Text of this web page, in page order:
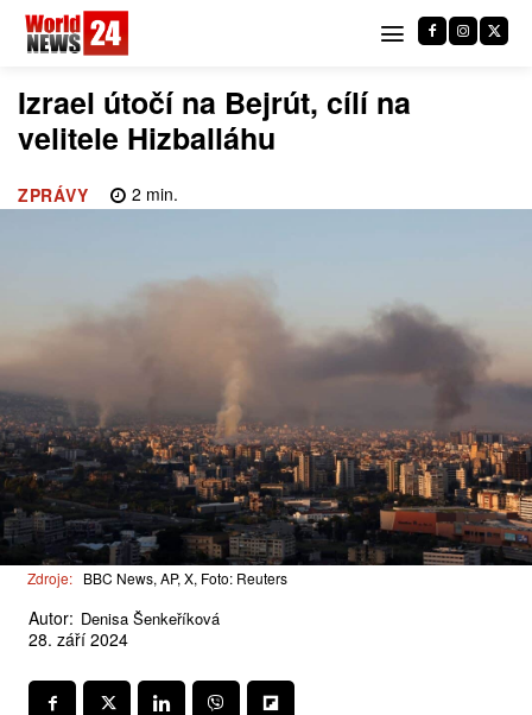
Izrael útočí na Bejrút, cílí na
velitele Hizballáhu
ZPRÁVY 2 min.
Zdroje: BBC News, AP, X, Foto: Reuters
Autor: Denisa Šenkeříková
28. září 2024